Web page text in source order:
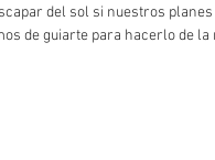
del sol si nuestros
de guiarte para hacerlo de